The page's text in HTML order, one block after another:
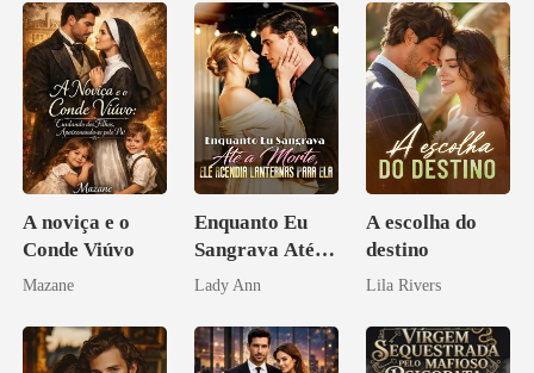
A noviça e o
Conde Viúvo
Mazane
Enquanto Eu
Sangrava Até a
Morte, Ele
Lanternas Para
Ela
Lady Ann
A escolha do
destino
Lila Rivers